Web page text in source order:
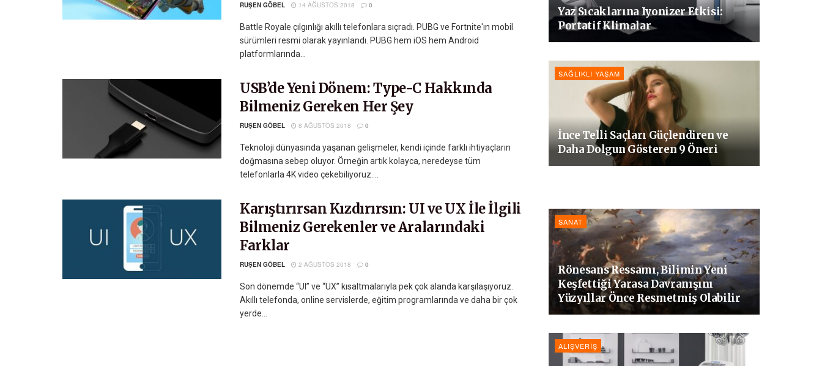
RUŞEN GÖBEL 14 AĞUSTOS 2018 0
Battle Royale çılgınlığı akıllı telefonlara sıçradı. PUBG ve Fortnite'ın mobil
sürümleri resmi olarak yayınlandı. PUBG hem iOS hem Android
platformlarında...
USB’de Yeni Dönem: Type-C Hakkında
Bilmeniz Gereken Her Şey
RUŞEN GÖBEL 8 AĞUSTOS 2018 0
Teknoloji dünyasında yaşanan gelişmeler, kendi içinde farklı ihtiyaçların
doğmasına sebep oluyor. Örneğin artık kolayca, neredeyse tüm
telefonlarla 4K video çekebiliyoruz....
Karıştırırsan Kızdırırsın: UI ve UX İle İlgili
Bilmeniz Gerekenler ve Aralarındaki
Farklar
RUŞEN GÖBEL 2 AĞUSTOS 2018 0
Son dönemde “UI” ve “UX” kısaltmalarıyla pek çok alanda karşılaşıyoruz.
Akıllı telefonda, online servislerde, eğitim programlarında ve daha bir çok
yerde...
Yaz Sıcaklarına Iyonizer Etkisi:
Portatif Klimalar
SAĞLIKLI YAŞAM
İnce Telli Saçları Güçlendiren ve
Daha Dolgun Gösteren 9 Öneri
SANAT
Rönesans Ressamı, Bilimin Yeni
Keşfettiği Yarasa Davranışını
Yüzyıllar Önce Resmetmiş Olabilir
ALIŞVERIŞ